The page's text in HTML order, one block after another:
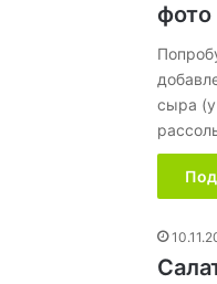
фото
сыра